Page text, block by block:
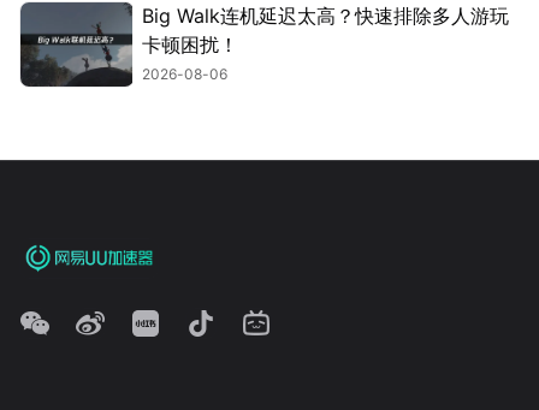
Big Walk连机延迟太高？快速排除多人游玩
卡顿困扰！
2026-08-06